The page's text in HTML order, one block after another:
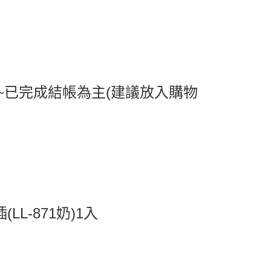
滿NT$799(含以上)免運費
完成結帳為主(建議放入購物
(LL-871奶)1入